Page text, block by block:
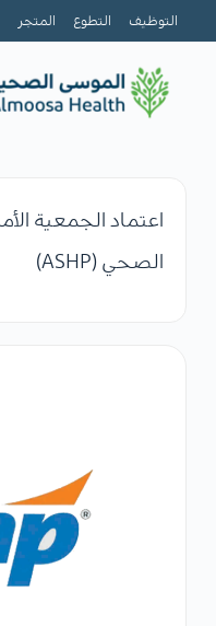
التوظيف التطوع المتجر
اعتماد الجمعية
الصحي (ASHP)